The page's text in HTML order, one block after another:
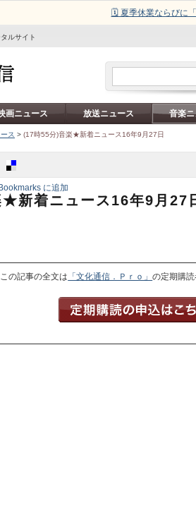
🗓️ 夏季休業ならびに
ルサイト
画ニュース 放送ニュース 音楽
ス > (17時55分)音楽★新着ニュース16年9月27日
新着ニュース16年9月27
この記事の全文は 「文化通信．Ｐｒｏ」の定期購